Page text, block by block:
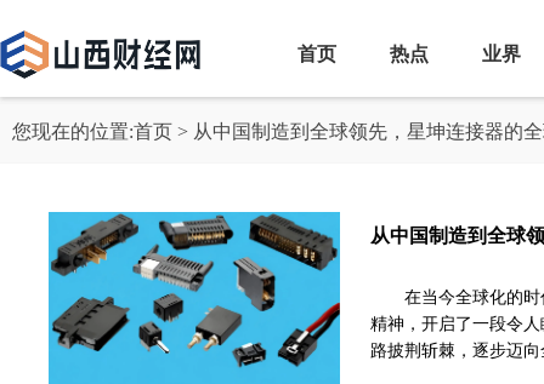
首页 热点 业界
您现在的位置:首页 > 从中国制造到全球领先，星坤连接器的
从中国制造到全球
在当今全球化的
精神，开启了一段令
路披荆斩棘，逐步迈